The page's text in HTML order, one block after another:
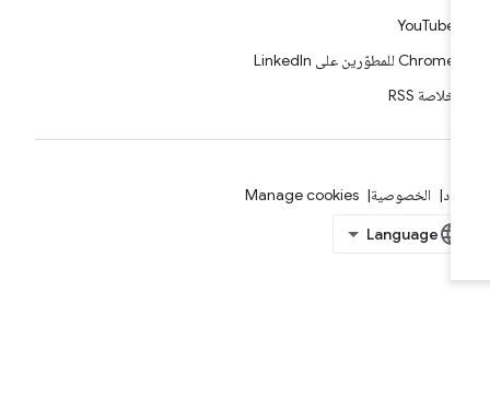
YouTube
Chrome للمطوّرين على LinkedIn
خلاصة RSS
الخصوصية Manage cookies